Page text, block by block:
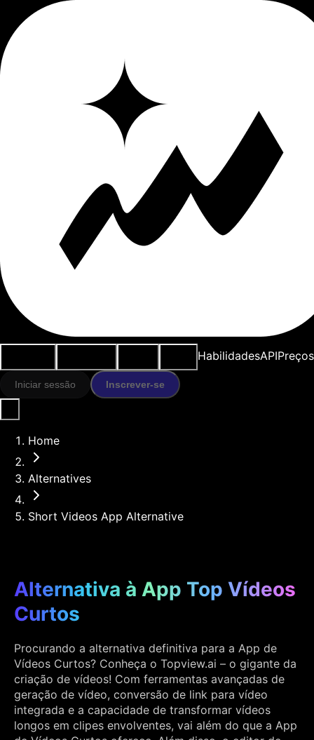
HabilidadesAPIPreços
Iniciar sessão Inscrever-se
Home
Alternatives
Short Videos App Alternative
Alternativa à App Top Vídeos
Curtos
Procurando a alternativa definitiva para a App de
Vídeos Curtos? Conheça o Topview.ai – o gigante da
criação de vídeos! Com ferramentas avançadas de
geração de vídeo, conversão de link para vídeo
integrada e a capacidade de transformar vídeos
longos em clipes envolventes, vai além do que a App